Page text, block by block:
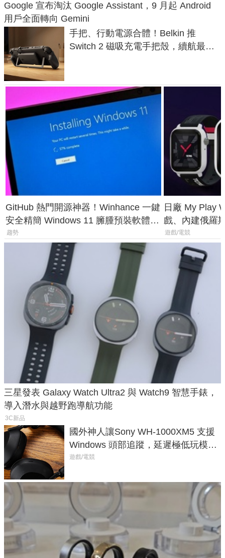
Google 宣布淘汰 Google Assistant，9 月起 Android
用戶全面轉向 Gemini
手把、行動電源合體！Belkin 推
Switch 2 磁吸充電手把殼，續航最高
GitHub 熱門開源神器！Winhance 一鍵
安全精簡 Windows 11 臃腫預裝軟體與
後台追蹤
趨勢
日廠 My Play
戲、內建俄羅
過竟然不能連
遊戲/電競
三星發表 Galaxy Watch Ultra2 與 Watch9 智慧手錶，
導入潛水與越野跑導航功能
3C新品
國外神人讓Sony WH-1000XM5 支援
Windows 頭部追蹤，延遲極低玩模擬
飛行超有感
遊戲/電競